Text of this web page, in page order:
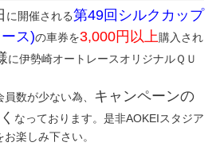
に開催される第49回シルクカップ
ス)の車券を3,000円以上購入され
に伊勢崎オートレースオリジナルＱＵ
数が少ない為、 キャンペーンの
なっております。是非AOKEIスタジア
楽しみ下さい。